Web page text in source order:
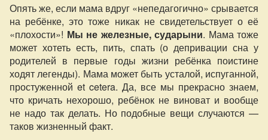
Опять же, если мама вдруг «непедагогично» срывается
на ребёнке, это тоже никак не свидетельствует о её
«плохости»! Мы не железные, сударыни. Мама тоже
может хотеть есть, пить, спать (о депривации сна у
родителей в первые годы жизни ребёнка поистине
ходят легенды). Мама может быть усталой, испуганной,
простуженной et cetera. Да, все мы прекрасно знаем,
что кричать нехорошо, ребёнок не виноват и вообще
не надо так делать. Но подобные вещи случаются —
таков жизненный факт.